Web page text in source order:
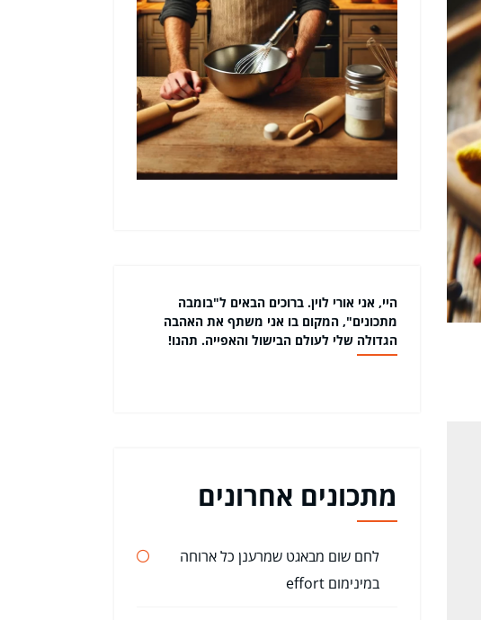
היי, אני אורי לוין. ברוכים הבאים ל"בומבה
מתכונים", המקום בו אני משתף את האהבה
הגדולה שלי לעולם הבישול והאפייה. תהנו!
מתכונים אחרונים
לחם שום מבאגט שמרענן כל ארוחה
במינימום effort